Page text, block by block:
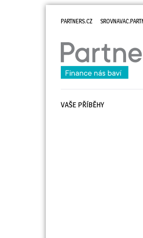
PARTNERS.CZ
VAŠE PŘÍBĚHY